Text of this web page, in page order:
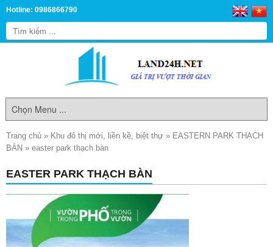
Hotline: 0986866790
Trang chủ » Khu đô thị mới, liền kề, biệt thự » EASTERN PARK THẠCH
BÀN » easter park thạch bàn
EASTER PARK THẠCH BÀN